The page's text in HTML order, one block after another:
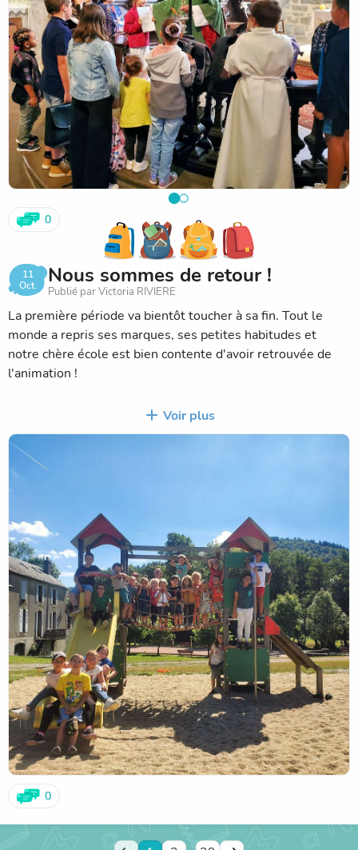
0
11
Oct.
Nous sommes de retour !
Publié par Victoria RIVIERE
La première période va bientôt toucher à sa fin. Tout le
monde a repris ses marques, ses petites habitudes et
notre chère école est bien contente d'avoir retrouvée de
l'animation !
Pour cette nouvelle année, notre projet s'intitule "La
musique corps à cœur". Nous allons donc accorder une
importance particulière à la musique, à notre corps et nos
émotions.
de l'année. Des projets vont bientôt voir le jour !
Nous comptons sur vous pour rester connectés !
Une belle année scolaire à tous :)
Voir plus
0